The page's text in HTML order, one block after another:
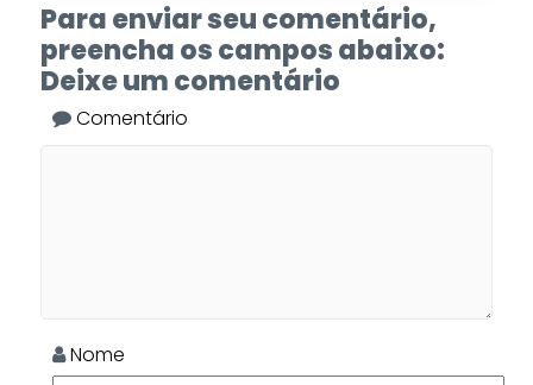
Para enviar seu comentário,
preencha os campos abaixo:
Deixe um comentário
Comentário
Nome